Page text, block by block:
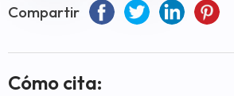
Compartir
Cómo cita: